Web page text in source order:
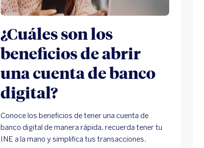
¿Cuáles son los
beneficios de abrir
una cuenta de banco
digital?
Conoce los beneficios de tener una cuenta de
banco digital de manera rápida, recuerda tener tu
INE a la mano y simplifica tus transacciones.